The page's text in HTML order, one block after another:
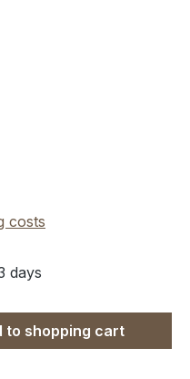
costs
days
the desired
to shopping cart